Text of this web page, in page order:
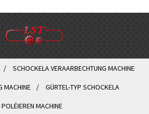
SCHOCKELA VERAARBECHTUNG MACHINE
MACHINE GÜRTEL-TYP SCHOCKELA
MACHINE